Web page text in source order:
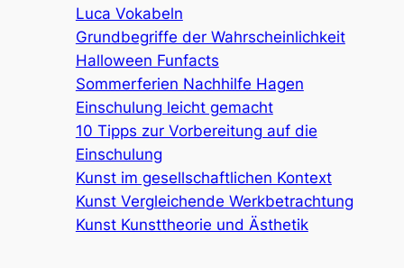
Luca Vokabeln
Grundbegriffe der Wahrscheinlichkeit
Halloween Funfacts
Sommerferien Nachhilfe Hagen
Einschulung leicht gemacht
10 Tipps zur Vorbereitung auf die
Einschulung
Kunst im gesellschaftlichen Kontext
Kunst Vergleichende Werkbetrachtung
Kunst Kunsttheorie und Ästhetik